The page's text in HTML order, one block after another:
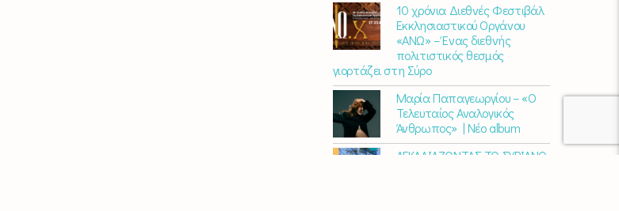
10 χρόνια Διεθνές Φεστιβάλ
Εκκλησιαστικού Οργάνου
«ΑΝΩ» – Ένας διεθνής
πολιτιστικός θεσμός
γιορτάζει στη Σύρο​
Μαρία Παπαγεωργίου – «Ο
Τελευταίος Αναλογικός
Άνθρωπος» | Νέο album
ΑΓΚΑΛΙΑΖΟΝΤΑΣ ΤΟ ΣΥΡΙΑΝΟ